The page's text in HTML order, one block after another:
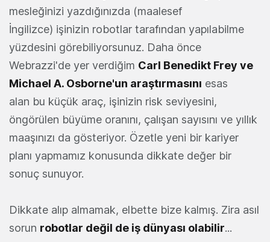
mesleğinizi yazdığınızda (maalesef
İngilizce) işinizin robotlar tarafından yapılabilme
yüzdesini görebiliyorsunuz. Daha önce
Webrazzi'de yer verdiğim Carl Benedikt Frey ve
Michael A. Osborne'un araştırmasını esas
alan bu küçük araç, işinizin risk seviyesini,
öngörülen büyüme oranını, çalışan sayısını ve yıllık
maaşınızı da gösteriyor. Özetle yeni bir kariyer
planı yapmamız konusunda dikkate değer bir
sonuç sunuyor.
Dikkate alıp almamak, elbette bize kalmış. Zira asıl
sorun robotlar değil de iş dünyası olabilir...